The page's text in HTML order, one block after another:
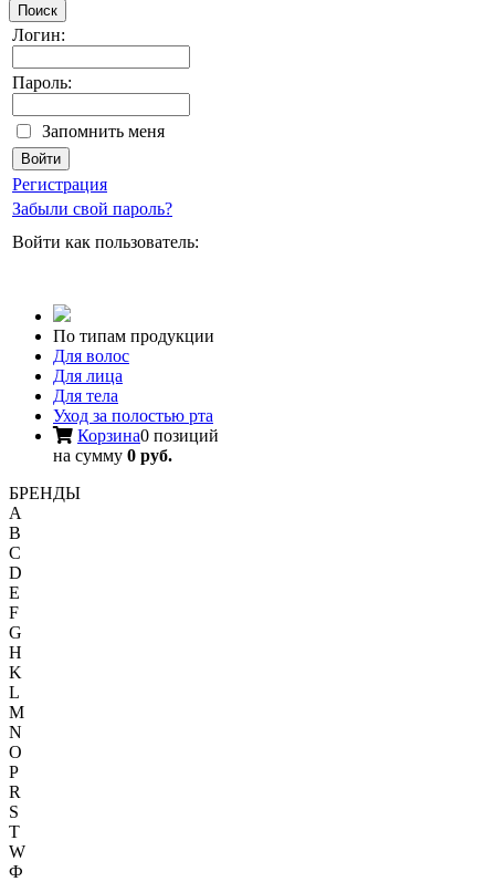
Поиск
Логин:
Пароль:
Запомнить меня
Регистрация
Забыли свой пароль?
Войти как пользователь:
По типам продукции
Для волос
Для лица
Для тела
Уход за полостью рта
Корзина0 позиций
на сумму 0 руб.
БРЕНДЫ
A
B
C
D
E
F
G
H
K
L
M
N
O
P
R
S
T
W
Ф